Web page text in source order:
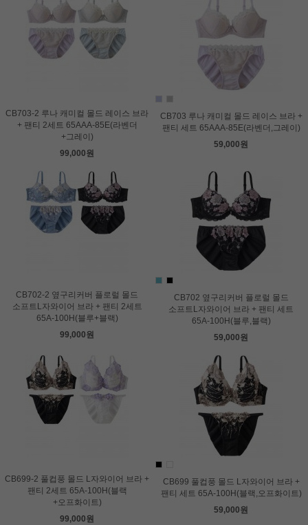
CB703-2 루나 캐미컬 몰드 레이스 브라
+ 팬티 2세트 65AAA-85E(라벤더
+그레이)
99,000원
CB703 루나 캐미컬 몰드 레이스 브라 +
팬티 세트 65AAA-85E(라벤더,그레이)
59,000원
CB702-2 옆구리커버 플로럴 몰드
소프트L자와이어 브라 + 팬티 2세트
65A-100H(블루+블랙)
99,000원
CB702 옆구리커버 플로럴 몰드
소프트L자와이어 브라 + 팬티 세트
65A-100H(블루,블랙)
59,000원
CB699-2 풀컵풍 몰드 L자와이어 브라 +
팬티 2세트 65A-100H(블랙
+오프화이트)
99,000원
CB699 풀컵풍 몰드 L자와이어 브라 +
팬티 세트 65A-100H(블랙,오프화이트)
59,000원